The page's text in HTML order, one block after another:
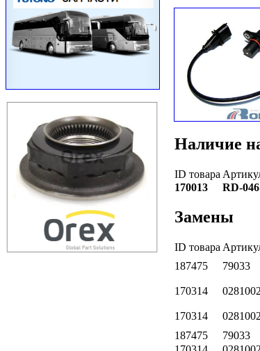
Наличие
ID товара
170013
RD-
Замены
ID товара
187475
79033
170314
170314
187475
79033